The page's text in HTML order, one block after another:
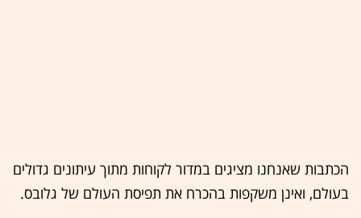
הכתבות שאנחנו מציגים במדור לקוחות מתוך עיתונים גדולים
בעולם, ואינן משקפות בהכרח את תפיסת העולם של גלובס.